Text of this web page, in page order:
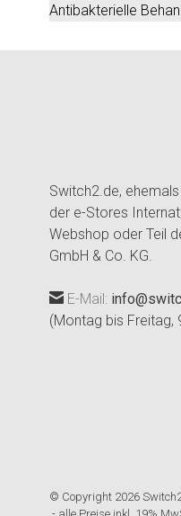
Antibakterielle
Switch2.de,
der e-Stores
Webshop oder Teil
GmbH & Co. KG.
E-Mail:
(Montag bis Freitag,
© Copyright 2026